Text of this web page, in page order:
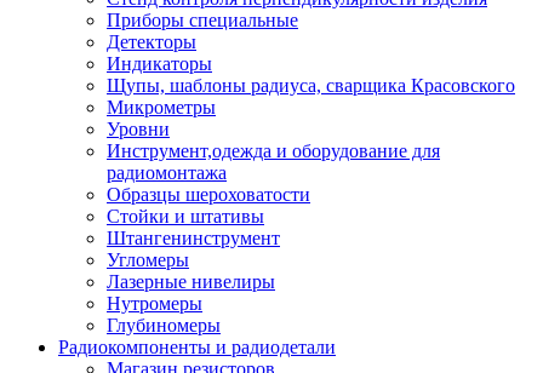
Приборы специальные
Детекторы
Индикаторы
Щупы, шаблоны радиуса, сварщика Красовского
Микрометры
Уровни
Инструмент,одежда и оборудование для
радиомонтажа
Образцы шероховатости
Стойки и штативы
Штангенинструмент
Угломеры
Лазерные нивелиры
Нутромеры
Глубиномеры
Радиокомпоненты и радиодетали
Магазин резисторов